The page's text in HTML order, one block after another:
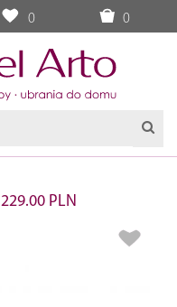
0 0
229.00 PLN